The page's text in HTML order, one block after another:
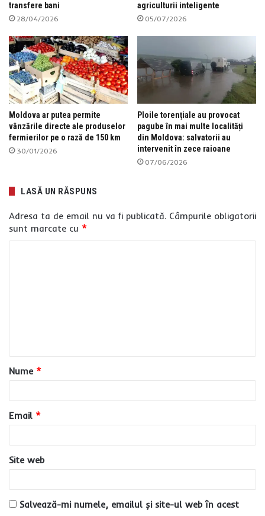
transfere bani
28/04/2026
agriculturii inteligente
05/07/2026
Moldova ar putea permite
vânzările directe ale produselor
fermierilor pe o rază de 150 km
30/01/2026
Ploile torențiale au provocat
pagube în mai multe localități
din Moldova: salvatorii au
intervenit în zece raioane
07/06/2026
LASĂ UN RĂSPUNS
Adresa ta de email nu va fi publicată. Câmpurile obligatorii
sunt marcate cu *
a
r
*
Nume *
Email *
Site web
Salvează-mi numele, emailul și site-ul web în acest